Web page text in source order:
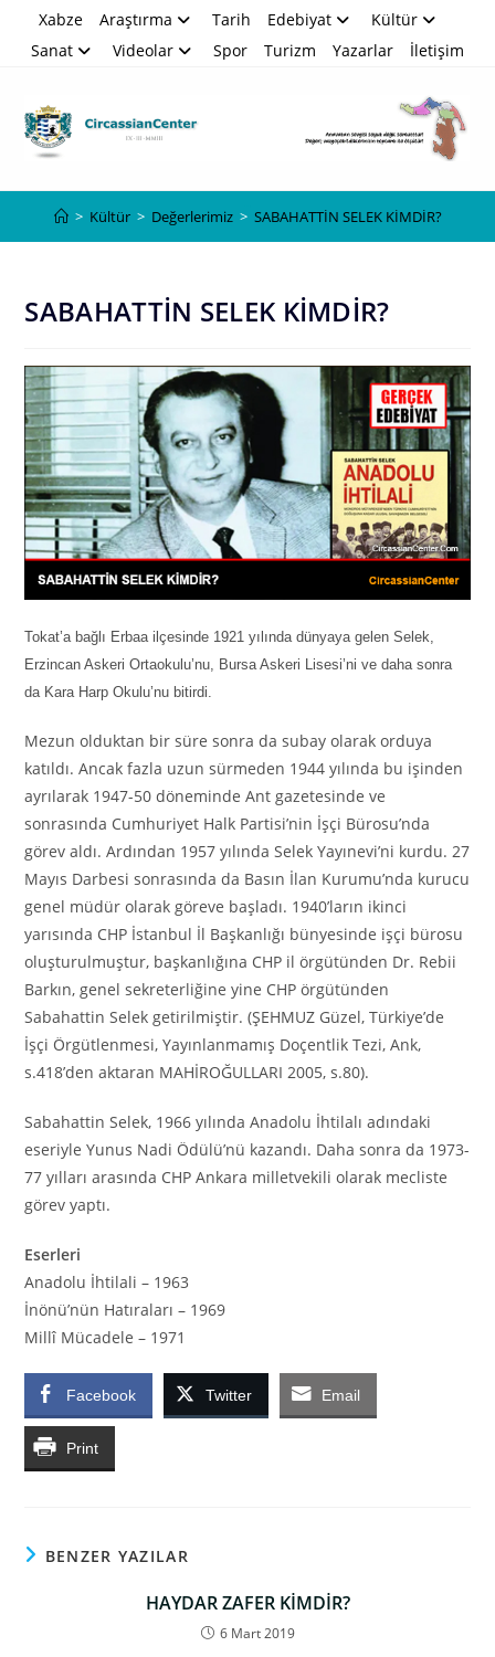
Xabze Araştırma Tarih Edebiyat
Kültür
Sanat
Videolar Spor Turizm Yazarlar İletişim
> Kültür > Değerlerimiz > SABAHATTİN SELEK KİMDİR?
SABAHATTİN SELEK KİMDİR?
Tokat’a bağlı Erbaa ilçesinde 1921 yılında dünyaya gelen Selek,
Erzincan Askeri Ortaokulu’nu, Bursa Askeri Lisesi’ni ve daha sonra
da Kara Harp Okulu’nu bitirdi.
Mezun olduktan bir süre sonra da subay olarak orduya
katıldı. Ancak fazla uzun sürmeden 1944 yılında bu işinden
ayrılarak 1947-50 döneminde Ant gazetesinde ve
sonrasında Cumhuriyet Halk Partisi’nin İşçi Bürosu’nda
görev aldı. Ardından 1957 yılında Selek Yayınevi’ni kurdu. 27
Mayıs Darbesi sonrasında da Basın İlan Kurumu’nda kurucu
genel müdür olarak göreve başladı. 1940’ların ikinci
yarısında CHP İstanbul İl Başkanlığı bünyesinde işçi bürosu
oluşturulmuştur, başkanlığına CHP il örgütünden Dr. Rebii
Barkın, genel sekreterliğine yine CHP örgütünden
Sabahattin Selek getirilmiştir.(ŞEHMUZ Güzel, Türkiye’de
İşçi Örgütlenmesi, Yayınlanmamış Doçentlik Tezi, Ank,
s.418’den aktaran MAHİROĞULLARI 2005, s.80).
Sabahattin Selek, 1966 yılında Anadolu İhtilalı adındaki
eseriyle Yunus Nadi Ödülü’nü kazandı. Daha sonra da 1973-
77 yılları arasında CHP Ankara milletvekili olarak mecliste
görev yaptı.
Eserleri
Anadolu İhtilali – 1963
İnönü’nün Hatıraları – 1969
Millî Mücadele – 1971
Facebook Twitter Email
Print
BENZER YAZILAR
HAYDAR ZAFER KİMDİR?
6 Mart 2019